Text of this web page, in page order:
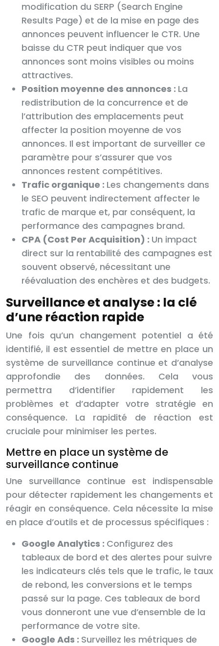
modification du SERP (Search Engine
Results Page) et de la mise en page des
annonces peuvent influencer le CTR. Une
baisse du CTR peut indiquer que vos
annonces sont moins visibles ou moins
attractives.
Position moyenne des annonces : La
redistribution de la concurrence et de
l’attribution des emplacements peut
affecter la position moyenne de vos
annonces. Il est important de surveiller ce
paramètre pour s’assurer que vos
annonces restent compétitives.
Trafic organique : Les changements dans
le SEO peuvent indirectement affecter le
trafic de marque et, par conséquent, la
performance des campagnes brand.
CPA (Cost Per Acquisition) : Un impact
direct sur la rentabilité des campagnes est
souvent observé, nécessitant une
réévaluation des enchères et des budgets.
Surveillance et analyse : la clé
d’une réaction rapide
Une fois qu’un changement potentiel a été
identifié, il est essentiel de mettre en place un
système de surveillance continue et d’analyse
approfondie des données. Cela vous
permettra d’identifier rapidement les
problèmes et d’adapter votre stratégie en
conséquence. La rapidité de réaction est
cruciale pour minimiser les pertes.
Mettre en place un système de
surveillance continue
Une surveillance continue est indispensable
pour détecter rapidement les changements et
réagir en conséquence. Cela nécessite la mise
en place d’outils et de processus spécifiques :
Google Analytics : Configurez des
tableaux de bord et des alertes pour suivre
les indicateurs clés tels que le trafic, le taux
de rebond, les conversions et le temps
passé sur la page. Ces tableaux de bord
vous donneront une vue d’ensemble de la
performance de votre site.
Google Ads : Surveillez les métriques de